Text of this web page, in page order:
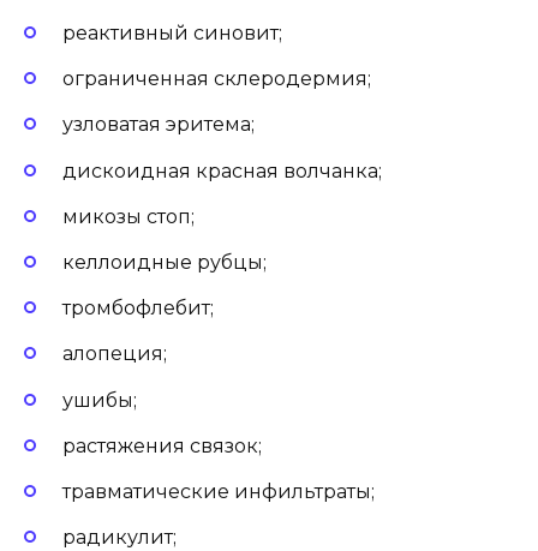
реактивный синовит;
ограниченная склеродермия;
узловатая эритема;
дискоидная красная волчанка;
микозы стоп;
келлоидные рубцы;
тромбофлебит;
алопеция;
ушибы;
растяжения связок;
травматические инфильтраты;
радикулит;